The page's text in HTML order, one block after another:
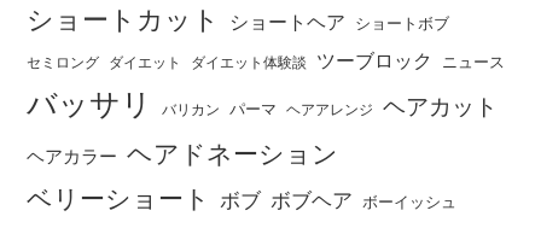
ショートカット ショートヘア ショートボブ
セミロング ダイエット ダイエット体験談 ツーブロック ニュース
バッサリ バリカン パーマ ヘアアレンジ ヘアカット
ヘアカラー ヘアドネーション
ベリーショート
ボブ ボブヘア ボーイッシュ